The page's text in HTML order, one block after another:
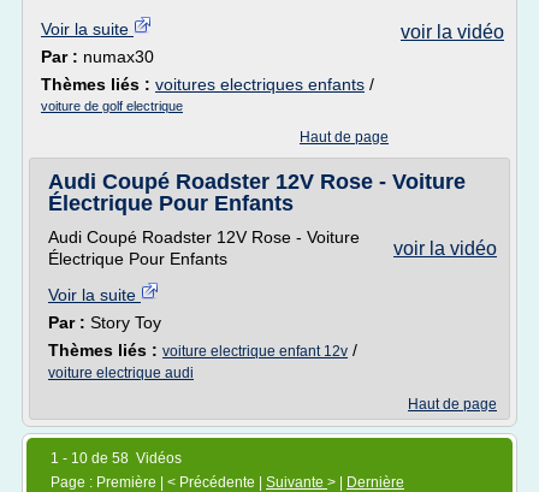
voir la vidéo
Voir la suite
Par : numax30
Thèmes liés : voitures electriques enfants /
voiture de golf electrique
Haut de page
Audi Coupé Roadster 12V Rose - Voiture
Électrique Pour Enfants
voir la vidéo
Audi Coupé Roadster 12V Rose - Voiture
Électrique Pour Enfants
Voir la suite
Par : Story Toy
Thèmes liés : voiture electrique enfant 12v /
voiture electrique audi
Haut de page
1 - 10 de 58 Vidéos
Page : Première | < Précédente | Suivante > | Dernière